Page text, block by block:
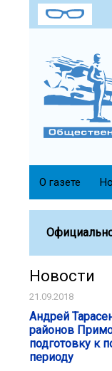
О газете
Новости
21.09.2018
Андрей
районов
подготовку к
периоду